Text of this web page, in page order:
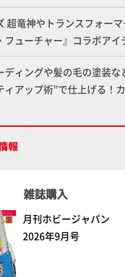
こ」が着任！けもプラ公式
インで発売！
超竜神やトランスフォー
フューチャー』コラボアイ
注目アイテムをチェック!!
ディングや髪の毛の塗装な
ィアップ術”で仕上げる！
スト」～8月17日（月）
雑誌購入
月刊ホビージャパン
2026年9月号